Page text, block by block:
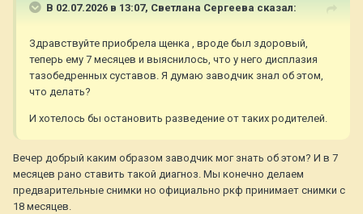
В 02.07.2026 в 13:07, Светлана Сергеева сказал:
Здравствуйте приобрела щенка , вроде был здоровый,
теперь ему 7 месяцев и выяснилось, что у него дисплазия
тазобедренных суставов. Я думаю заводчик знал об этом,
что делать?
И хотелось бы остановить разведение от таких родителей.
Вечер добрый каким образом заводчик мог знать об этом? И в 7
месяцев рано ставить такой диагноз. Мы конечно делаем
предварительные снимки но официально ркф принимает снимки с
18 месяцев.